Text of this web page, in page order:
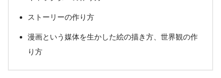
ストーリーの作り方
漫画という媒体を生かした絵の描き方、世界観の作
り方